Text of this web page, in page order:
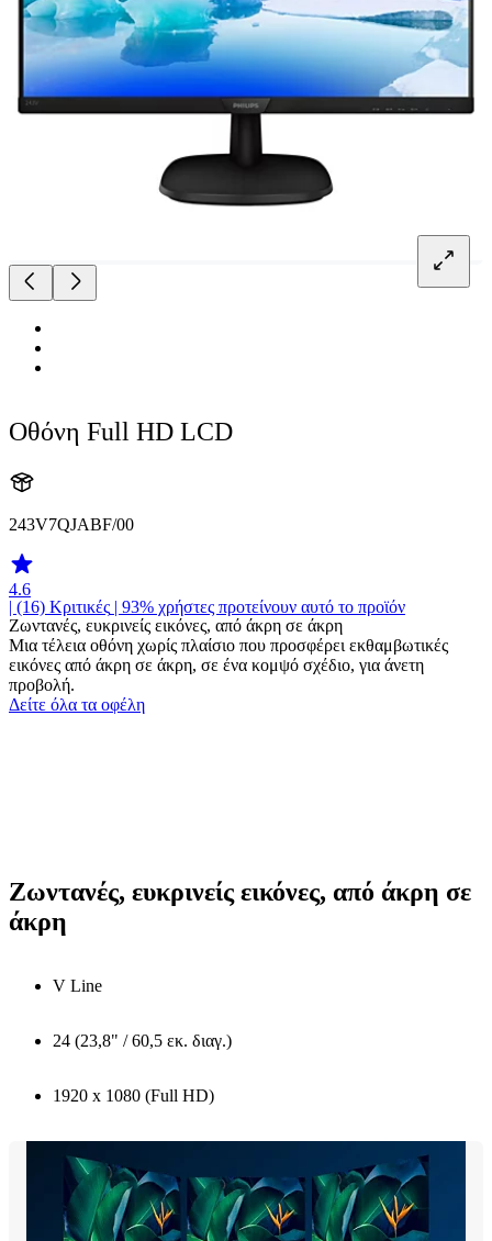
Οθόνη Full HD LCD
243V7QJABF/00
4.6
| (16) Κριτικές | 93% χρήστες προτείνουν αυτό το προϊόν
Ζωντανές, ευκρινείς εικόνες, από άκρη σε άκρη
Μια τέλεια οθόνη χωρίς πλαίσιο που προσφέρει εκθαμβωτικές
εικόνες από άκρη σε άκρη, σε ένα κομψό σχέδιο, για άνετη
προβολή.
Δείτε όλα τα οφέλη
Ζωντανές, ευκρινείς εικόνες, από άκρη σε
άκρη
V Line
24 (23,8" / 60,5 εκ. διαγ.)
1920 x 1080 (Full HD)